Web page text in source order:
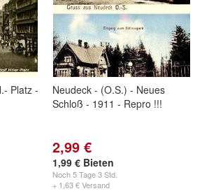
Platz -
Neudeck - (O.S.) - Neues
Schloß - 1911 - Repro !!!
2,99 €
1,99 € Bieten
Noch5 Tage 3 Std.
+ 1,63 € Versand